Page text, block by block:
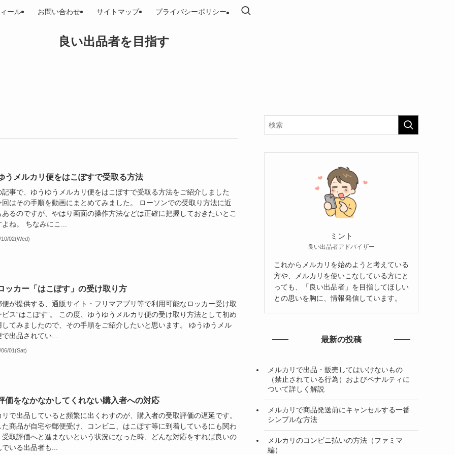
良い出品者を目指す
ール お問い合わせ サイトマップ プライバシーポリシー
うメルカリ便をはこぽすで受取る方法
記事で、ゆうゆうメルカリ便をはこぽすで受取る方法をご紹介しました
回はその手順を動画にまとめてみました。 ローソンでの受取り方法に近
あるのですが、やはり画面の操作方法などは正確に把握しておきたいとこ
ね。 ちなみにこ...
10/02(Wed)
ッカー「はこぽす」の受け取り方
便が提供する、通販サイト・フリマアプリ等で利用可能なロッカー受け取
ス“はこぽす”。 この度、ゆうゆうメルカリ便の受け取り方法として初め
してみましたので、その手順をご紹介したいと思います。 ゆうゆうメル
出品されてい...
06/01(Sat)
価をなかなかしてくれない購入者への対応
で出品していると頻繁に出くわすのが、購入者の受取評価の遅延です。
た商品が自宅や郵便受け、コンビニ、はこぽす等に到着しているにも関わ
受取評価へと進まないという状況になった時、どんな対応をすれば良いの
いる出品者も...
ミント
良い出品者アドバイザー
これからメルカリを始めようと考えている
方や、メルカリを使いこなしている方にと
っても、「良い出品者」を目指してほしい
との思いを胸に、情報発信しています。
最新の投稿
メルカリで出品・販売してはいけないもの
（禁止されている行為）およびペナルティに
ついて詳しく解説
メルカリで商品発送前にキャンセルする一番
シンプルな方法
メルカリのコンビニ払いの方法（ファミマ
編）